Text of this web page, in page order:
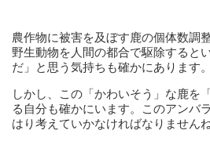
農作物に被害を及ぼす鹿の個体数調
野生動物を人間の都合で駆除すると
だ」と思う気持ちも確かにあります。
しかし、この「かわいそう」な鹿を
る自分も確かにいます。このアンバ
はり考えていかなければなりませんね